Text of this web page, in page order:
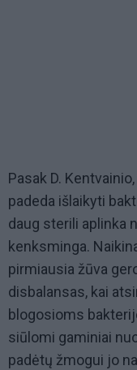
Pasak D.
padeda išlaikyti
daug sterili aplinka
kenksminga.
pirmiausia žūva
disbalansas, kai
blogosioms
siūlomi gaminiai
padėtų žmogui jo